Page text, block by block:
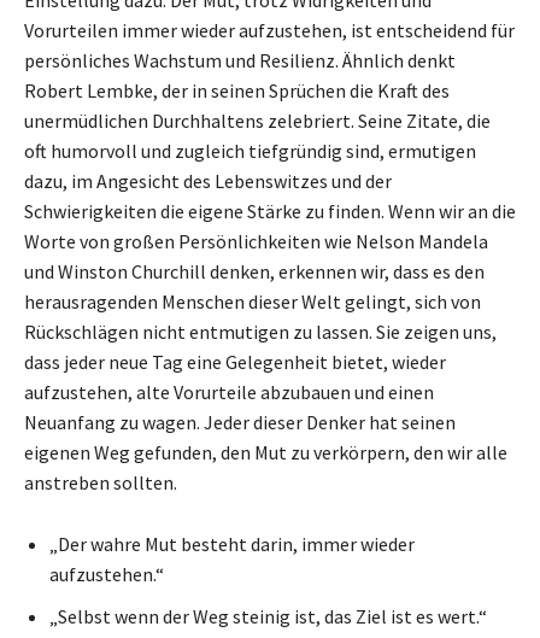
Vorurteilen immer wieder aufzustehen, ist entscheidend für
persönliches Wachstum und Resilienz. Ähnlich denkt
Robert Lembke, der in seinen Sprüchen die Kraft des
unermüdlichen Durchhaltens zelebriert. Seine Zitate, die
oft humorvoll und zugleich tiefgründig sind, ermutigen
dazu, im Angesicht des Lebenswitzes und der
Schwierigkeiten die eigene Stärke zu finden. Wenn wir an die
Worte von großen Persönlichkeiten wie Nelson Mandela
und Winston Churchill denken, erkennen wir, dass es den
herausragenden Menschen dieser Welt gelingt, sich von
Rückschlägen nicht entmutigen zu lassen. Sie zeigen uns,
dass jeder neue Tag eine Gelegenheit bietet, wieder
aufzustehen, alte Vorurteile abzubauen und einen
Neuanfang zu wagen. Jeder dieser Denker hat seinen
eigenen Weg gefunden, den Mut zu verkörpern, den wir alle
anstreben sollten.
„Der wahre Mut besteht darin, immer wieder
aufzustehen.“
„Selbst wenn der Weg steinig ist, das Ziel ist es wert.“